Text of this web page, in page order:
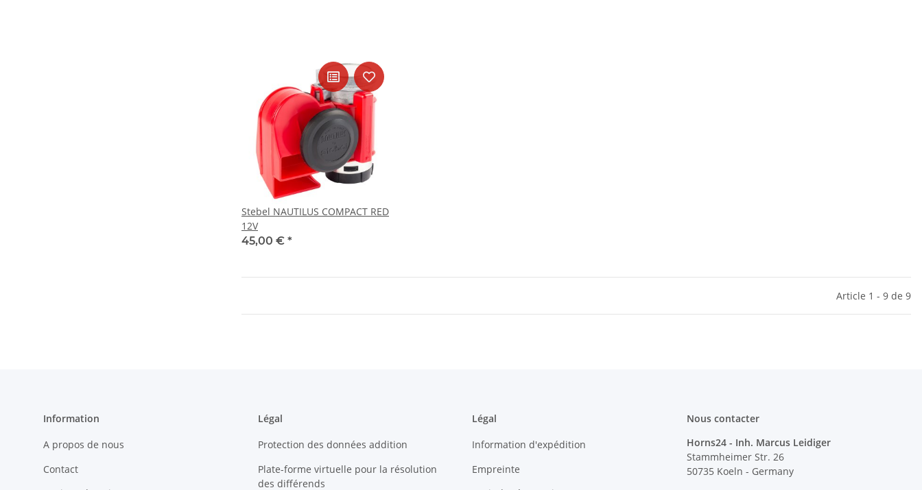
Stebel NAUTILUS COMPACT RED
12V
45,00 € *
Article 1 - 9 de 9
Information
A propos de nous
Contact
Légal
Protection des données addition
Plate-forme virtuelle pour la résolution
des différends
Légal
Information d'expédition
Empreinte
Nous contacter
Horns24 - Inh. Marcus Leidiger
Stammheimer Str. 26
50735 Koeln - Germany